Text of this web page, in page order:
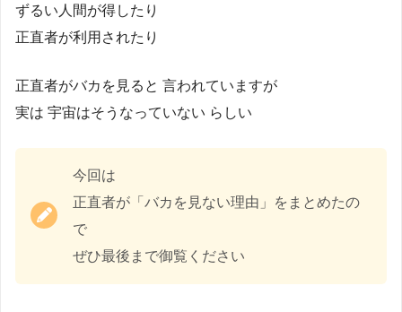
ずるい人間が得したり
正直者が利用されたり
正直者がバカを見ると 言われていますが
実は 宇宙はそうなっていない らしい
今回は
正直者が「バカを見ない理由」をまとめたの
で
ぜひ最後まで御覧ください